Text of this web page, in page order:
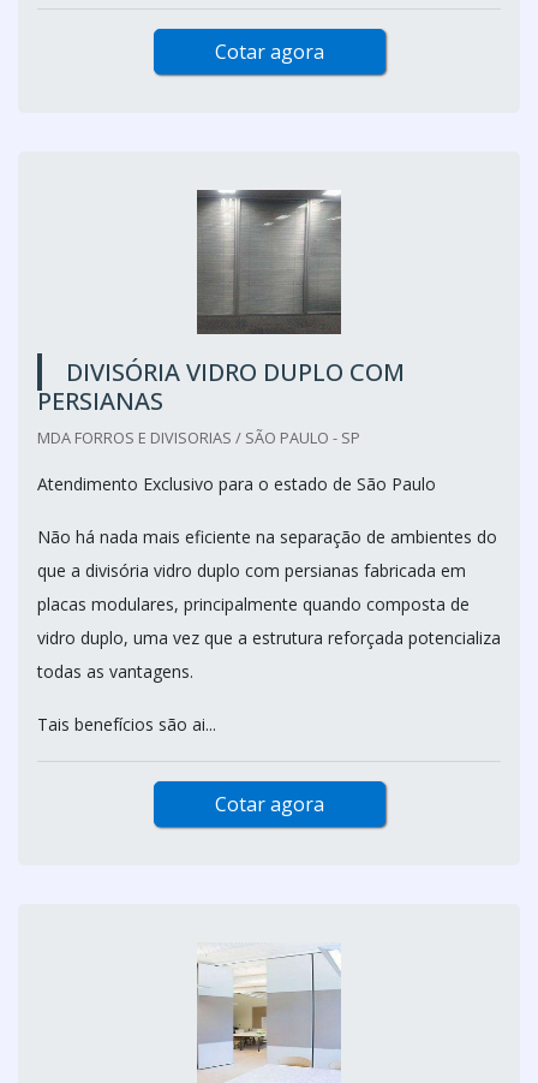
Cotar agora
DIVISÓRIA VIDRO DUPLO COM
PERSIANAS
MDA FORROS E DIVISORIAS / SÃO PAULO - SP
Atendimento Exclusivo para o estado de São Paulo
Não há nada mais eficiente na separação de ambientes do
que a divisória vidro duplo com persianas fabricada em
placas modulares, principalmente quando composta de
vidro duplo, uma vez que a estrutura reforçada potencializa
todas as vantagens.
Tais benefícios são ai...
Cotar agora